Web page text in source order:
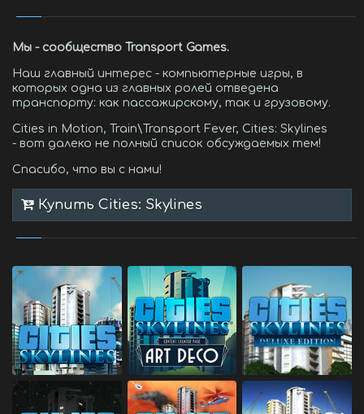
Мы - сообщество Transport Games.
Наш главный интерес - компьютерные игры, в
которых одна из главных ролей отведена
транспорту: как пассажирскому, так и грузовому.
Cities in Motion, Train\Transport Fever, Cities: Skylines
- вот далеко не полный список обсуждаемых тем!
Спасибо, что вы с нами!
Купить Cities: Skylines